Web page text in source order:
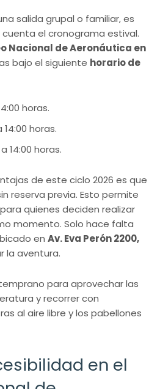
salida grupal o familiar, es
el cronograma estival.
Nacional de Aeronáutica en
bajo el siguiente horario de
horas.
14:00 horas.
14:00 horas.
de este ciclo 2026 es que
reserva previa. Esto permite
quienes deciden realizar
momento. Solo hace falta
en Av. Eva Perón 2200,
la aventura.
para aprovechar las
y recorrer con
al aire libre y los pabellones
en el